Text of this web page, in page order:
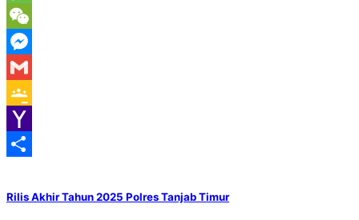
Message
WeChat
Messenger
Gmail
Google
Classroom
Yahoo
Rilis Akhir Tahun 2025 Polres Tanjab Timur